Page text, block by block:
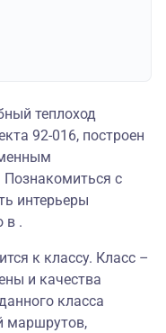
теплоход
92-016, построен
с
интерьеры
в .
к классу. Класс –
и качества
класса
маршрутов,